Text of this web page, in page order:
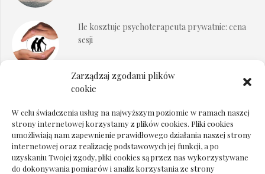
Zarządzaj zgodami plików
cookie
W celu świadczenia usług na najwyższym poziomie w ramach naszej
strony internetowej korzystamy z plików cookies. Pliki cookies
umożliwiają nam zapewnienie prawidłowego działania naszej strony
internetowej oraz realizację podstawowych jej funkcji, a po
uzyskaniu Twojej zgody, pliki cookies są przez nas wykorzystywane
do dokonywania pomiarów i analiz korzystania ze strony
Ile kosztuje psychoterapeuta prywatnie: cena
sesji
Dokumenty do odbioru przy zmianie biura
Deska podłogowa do salonu: jak wybrać bez
pośpiechu